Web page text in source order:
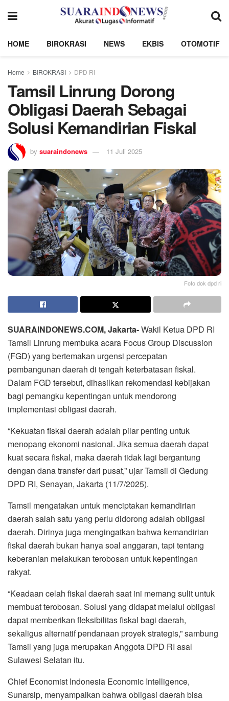
HOME BIROKRASI NEWS EKBIS OTOMOTIF
Home BIROKRASI DPD RI
Tamsil Linrung Dorong
Obligasi Daerah Sebagai
Solusi Kemandirian Fiskal
by suaraindonews 11 Juli 2025
Foto dok dpd ri
SUARAINDONEWS.COM, Jakarta-Wakil Ketua DPD RI
Tamsil Linrung membuka acara Focus Group Discussion
(FGD) yang bertemakan urgensi percepatan
pembangunan daerah di tengah keterbatasan fiskal.
Dalam FGD tersebut, dihasilkan rekomendasi kebijakan
bagi pemangku kepentingan untuk mendorong
implementasi obligasi daerah.
“Kekuatan fiskal daerah adalah pilar penting untuk
menopang ekonomi nasional. Jika semua daerah dapat
kuat secara fiskal, maka daerah tidak lagi bergantung
dengan dana transfer dari pusat,” ujar Tamsil di Gedung
DPD RI, Senayan, Jakarta (11/7/2025).
Tamsil mengatakan untuk menciptakan kemandirian
daerah salah satu yang perlu didorong adalah obligasi
daerah. Dirinya juga mengingatkan bahwa kemandirian
fiskal daerah bukan hanya soal anggaran, tapi tentang
keberanian melakukan terobosan untuk kepentingan
rakyat.
“Keadaan celah fiskal daerah saat ini memang sulit untuk
membuat terobosan. Solusi yang didapat melalui obligasi
dapat memberikan fleksibilitas fiskal bagi daerah,
sekaligus alternatif pendanaan proyek strategis,” sambung
Tamsil yang juga merupakan Anggota DPD RI asal
Sulawesi Selatan itu.
Chief Economist Indonesia Economic Intelligence,
Sunarsip, menyampaikan bahwa obligasi daerah bisa